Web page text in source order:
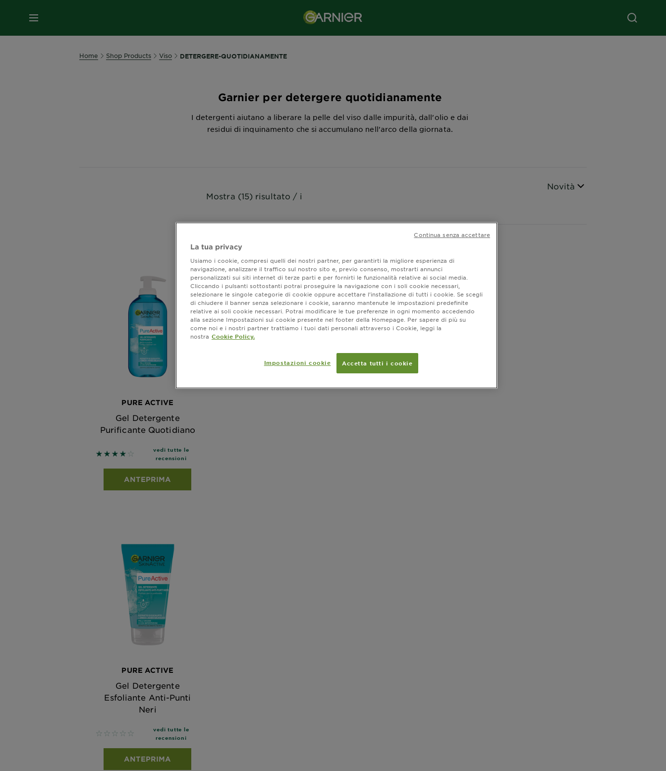
MENU
Home Shop Products Viso DETERGERE-QUOTIDIANAMENTE
Garnier per detergere quotidianamente
I detergenti aiutano a liberare la pelle del viso dalle impurità, dall'olio e dai
residui di inquinamento che si accumulano nell'arco della giornata.
Mostra (15) risultato / i
Ordina per
Novità
PURE ACTIVE
Gel Detergente
Purificante Quotidiano
4 out of 5 stars based on reviews
vedi tutte le
recensioni
ANTEPRIMA
PURE ACTIVE
Gel Detergente
Esfoliante Anti-Punti
Neri
No reviews
vedi tutte le
recensioni
ANTEPRIMA
La tua privacy
Usiamo i cookie, compresi quelli dei nostri partner, per garantirti la migliore esperienza di
navigazione, analizzare il traffico sul nostro sito e, previo consenso, mostrarti annunci
personalizzati sui siti internet di terze parti e per fornirti le funzionalità relative ai social media.
Cliccando i pulsanti sottostanti potrai proseguire la navigazione con i soli cookie necessari,
selezionare le singole categorie di cookie oppure accettare l’installazione di tutti i cookie. Se scegli
di chiudere il banner senza selezionare i cookie, saranno mantenute le impostazioni predefinite
relative ai soli cookie necessari. Potrai modificare le tue preferenze in ogni momento accedendo
alla sezione Impostazioni sui cookie presente nel footer della Homepage. Per sapere di più su
come noi e i nostri partner trattiamo i tuoi dati personali attraverso i Cookie, leggi la
nostra Cookie Policy.
Impostazioni cookie Accetta tutti i cookie
Continua senza accettare